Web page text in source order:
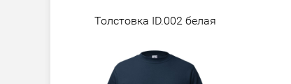
Толстовка ID.002 белая